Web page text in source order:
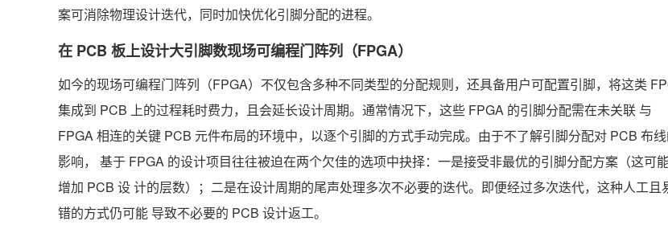
案可消除物理设计迭代，同时加快优化引脚分配的进程。
在 PCB 板上设计大引脚数现场可编程门阵列（FPGA）
如今的现场可编程门阵列（FPGA）不仅包含多种不同类型的分配规则，还具备用户可配置引脚，将这类
集成到 PCB 上的过程耗时费力，且会延长设计周期。通常情况下，这些 FPGA 的引脚分配需在未关联 与
FPGA 相连的关键 PCB 元件布局的环境中，以逐个引脚的方式手动完成。由于不了解引脚分配对 PCB 布
影响， 基于 FPGA 的设计项目往往被迫在两个欠佳的选项中抉择：一是接受非最优的引脚分配方案（这可
增加 PCB 设 计的层数）；二是在设计周期的尾声处理多次不必要的迭代。即便经过多次迭代，这种人工且
错的方式仍可能 导致不必要的 PCB 设计返工。